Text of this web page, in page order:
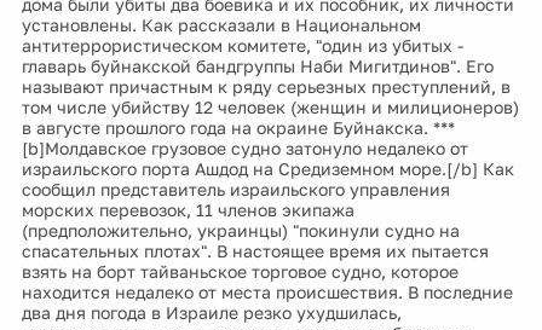
дома были убиты два боевика и их пособник, их личности
установлены. Как рассказали в Национальном
антитеррористическом комитете, "один из убитых -
главарь буйнакской бандгруппы Наби Мигитдинов". Его
называют причастным к ряду серьезных преступлений, в
том числе убийству 12 человек (женщин и милиционеров)
в августе прошлого года на окраине Буйнакска. ***
[b]Молдавское грузовое судно затонуло недалеко от
израильского порта Ашдод на Средиземном море.[/b] Как
сообщил представитель израильского управления
морских перевозок, 11 членов экипажа
(предположительно, украинцы) "покинули судно на
спасательных плотах". В настоящее время их пытается
взять на борт тайваньское торговое судно, которое
находится недалеко от места происшествия. В последние
два дня погода в Израиле резко ухудшилась,